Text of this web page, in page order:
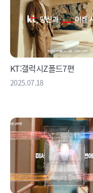
KT:갤럭시Z폴드7편
2025.07.18